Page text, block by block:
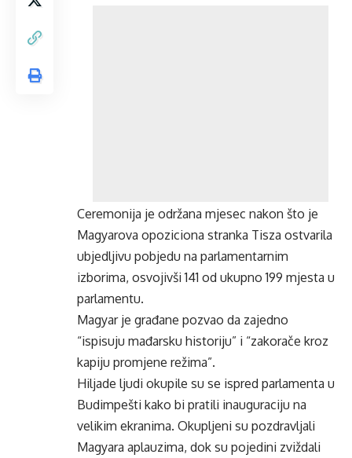
Ceremonija je održana mjesec nakon što je
Magyarova opoziciona stranka Tisza ostvarila
ubjedljivu pobjedu na parlamentarnim
izborima, osvojivši 141 od ukupno 199 mjesta u
parlamentu.
Magyar je građane pozvao da zajedno
“ispisuju mađarsku historiju” i “zakorače kroz
kapiju promjene režima”.
Hiljade ljudi okupile su se ispred parlamenta u
Budimpešti kako bi pratili inauguraciju na
velikim ekranima. Okupljeni su pozdravljali
Magyara aplauzima, dok su pojedini zviždali